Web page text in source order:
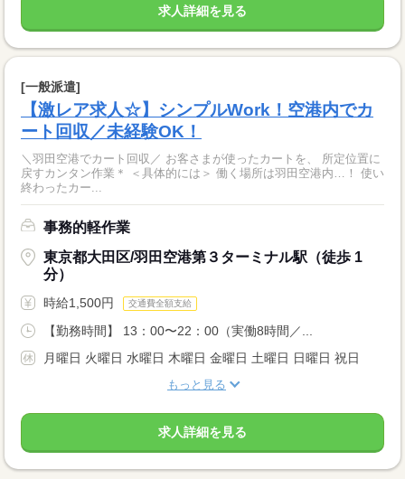
求人詳細を見る
[一般派遣]
【激レア求人☆】シンプルWork！空港内でカ
ート回収／未経験OK！
＼羽田空港でカート回収／ お客さまが使ったカートを、 所定位置に
戻すカンタン作業＊ ＜具体的には＞ 働く場所は羽田空港内…！ 使い
終わったカー...
事務的軽作業
東京都大田区/羽田空港第３ターミナル駅（徒歩 1
分）
時給1,500円 交通費全額支給
【勤務時間】 13：00〜22：00（実働8時間／...
月曜日 火曜日 水曜日 木曜日 金曜日 土曜日 日曜日 祝日
もっと見る
求人詳細を見る